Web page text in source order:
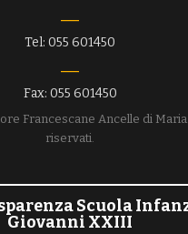
Tel: 055 601450
Fax: 055 601450
Francescane Ancelle di
riservati.
Scuola
Giovanni XXIII